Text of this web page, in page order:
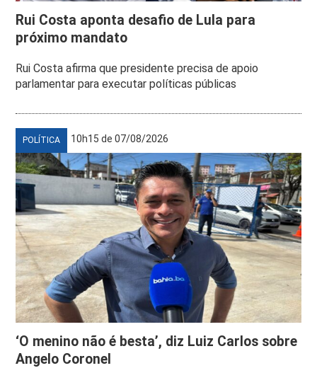
Rui Costa aponta desafio de Lula para
próximo mandato
Rui Costa afirma que presidente precisa de apoio
parlamentar para executar políticas públicas
POLÍTICA 10h15 de 07/08/2026
‘O menino não é besta’, diz Luiz Carlos sobre
Angelo Coronel